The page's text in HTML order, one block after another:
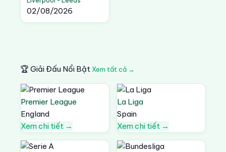
02/08/2026
🏆 Giải Đấu Nổi Bật Xem tất cả →
Premier League
England
Xem chi tiết →
La Liga
Spain
Xem chi tiết →